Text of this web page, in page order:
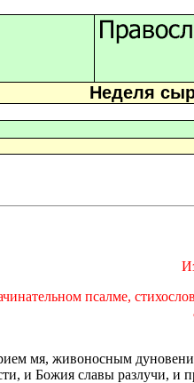
Неделя
псалме,
мя, живоносным
и Божия славы разлучи, и